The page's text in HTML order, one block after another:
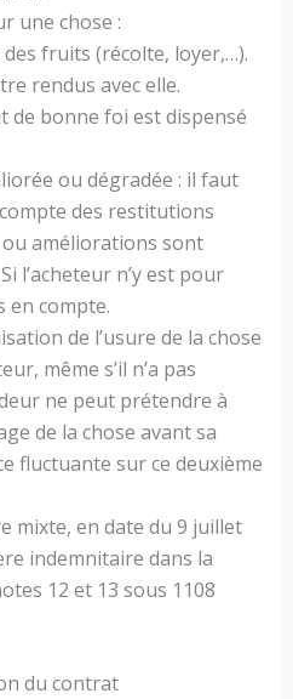
une chose :
fruits (récolte, loyer,…).
rendus avec elle.
de bonne foi est dispensé
ou dégradée : il faut
des restitutions
améliorations sont
l’acheteur n’y est pour
en compte.
de l’usure de la chose
même s’il n’a pas
ne peut prétendre à
de la chose avant sa
fluctuante sur ce deuxième
mixte, en date du 9 juillet
indemnitaire dans la
12 et 13 sous 1108
du contrat